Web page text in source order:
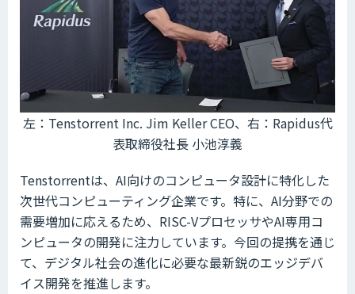
左：Tenstorrent Inc. Jim Keller CEO、右：Rapidus代
表取締役社長 小池淳義
Tenstorrentは、AI向けのコンピュータ設計に特化した
次世代コンピューティング企業です。特に、AI分野での
需要増加に応えるため、RISC-VプロセッサやAI専用コ
ンピュータの開発に注力しています。今回の提携を通じ
て、デジタル社会の進化に必要な最新鋭のエッジデバ
イス開発を推進します。